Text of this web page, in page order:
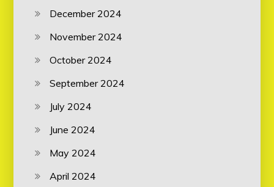
December 2024
November 2024
October 2024
September 2024
July 2024
June 2024
May 2024
April 2024